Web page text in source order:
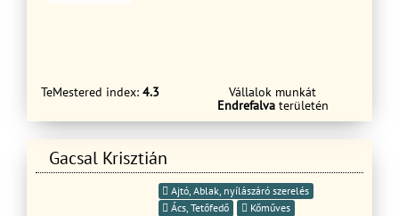
TeMestered index: 4.3
Vállalok munkát
Endrefalvaterületén
Gacsal Krisztián
Ajtó, Ablak, nyílászáró szerelés
Ács, Tetőfedő
Kőműves